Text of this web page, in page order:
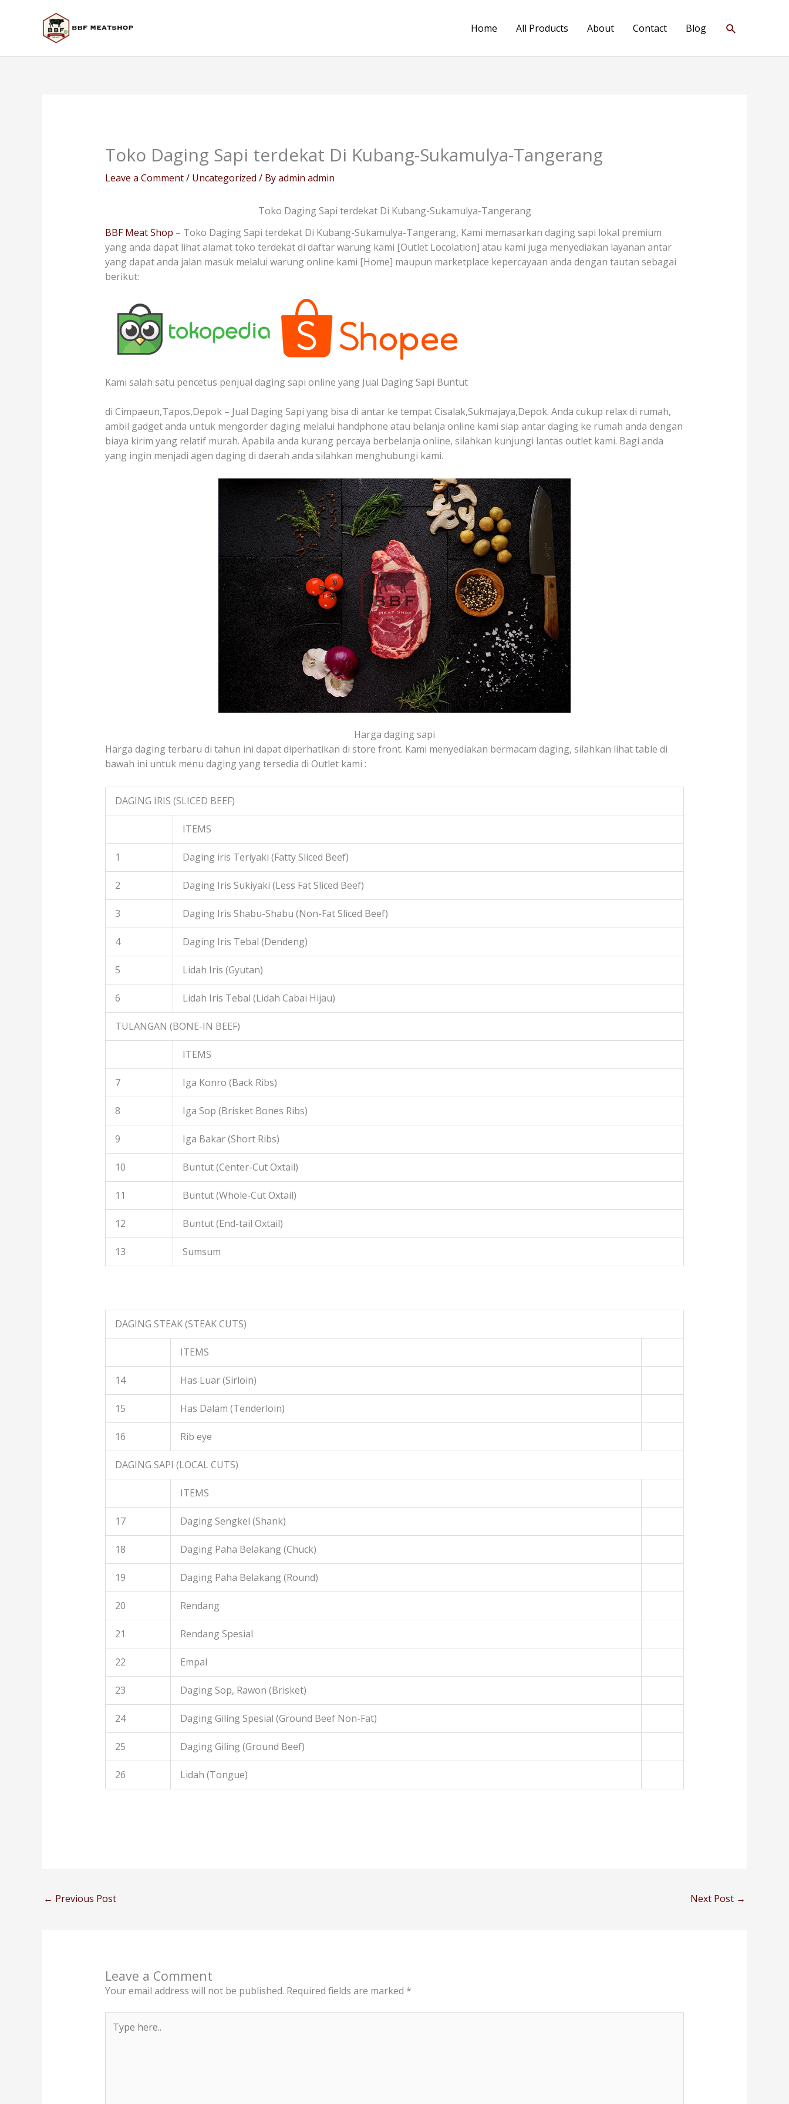
Home All Products About Contact Blog Search
Toko Daging Sapi terdekat Di Kubang-Sukamulya-Tangerang
Leave a Comment/ Uncategorized / Byadmin admin
Toko Daging Sapi terdekat Di Kubang-Sukamulya-Tangerang
BBF Meat Shop – Toko Daging Sapi terdekat Di Kubang-Sukamulya-Tangerang, Kami memasarkan daging sapi lokal premium
yang anda dapat lihat alamat toko terdekat di daftar warung kami [Outlet Locolation] atau kami juga menyediakan layanan antar
yang dapat anda jalan masuk melalui warung online kami [Home] maupun marketplace kepercayaan anda dengan tautan sebagai
berikut:
Kami salah satu pencetus penjual daging sapi online yang Jual Daging Sapi Buntut
di Cimpaeun,Tapos,Depok – Jual Daging Sapi yang bisa di antar ke tempat Cisalak,Sukmajaya,Depok. Anda cukup relax di rumah,
ambil gadget anda untuk mengorder daging melalui handphone atau belanja online kami siap antar daging ke rumah anda dengan
biaya kirim yang relatif murah. Apabila anda kurang percaya berbelanja online, silahkan kunjungi lantas outlet kami. Bagi anda
yang ingin menjadi agen daging di daerah anda silahkan menghubungi kami.
Harga daging sapi
Harga daging terbaru di tahun ini dapat diperhatikan di store front. Kami menyediakan bermacam daging, silahkan lihat table di
bawah ini untuk menu daging yang tersedia di Outlet kami :
DAGING IRIS (SLICED BEEF)
ITEMS
1 Daging iris Teriyaki (Fatty Sliced Beef)
2 Daging Iris Sukiyaki (Less Fat Sliced Beef)
3 Daging Iris Shabu-Shabu (Non-Fat Sliced Beef)
4 Daging Iris Tebal (Dendeng)
5 Lidah Iris (Gyutan)
6 Lidah Iris Tebal (Lidah Cabai Hijau)
TULANGAN (BONE-IN BEEF)
ITEMS
7 Iga Konro (Back Ribs)
8 Iga Sop (Brisket Bones Ribs)
9 Iga Bakar (Short Ribs)
10 Buntut (Center-Cut Oxtail)
11 Buntut (Whole-Cut Oxtail)
12 Buntut (End-tail Oxtail)
13 Sumsum
DAGING STEAK (STEAK CUTS)
ITEMS
14 Has Luar (Sirloin)
15 Has Dalam (Tenderloin)
16 Rib eye
DAGING SAPI (LOCAL CUTS)
ITEMS
17 Daging Sengkel (Shank)
18 Daging Paha Belakang (Chuck)
19 Daging Paha Belakang (Round)
20 Rendang
21 Rendang Spesial
22 Empal
23 Daging Sop, Rawon (Brisket)
24 Daging Giling Spesial (Ground Beef Non-Fat)
25 Daging Giling (Ground Beef)
26 Lidah (Tongue)
← Previous Post Next Post →
Leave a Comment
Your email address will not be published. Required fields are marked *
here..